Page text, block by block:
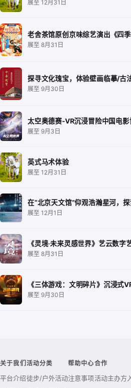
展至 12月31日
老舍茶馆原创京味综艺演出《四季
展至 8月31日
探寻文化瑰宝，体验壁画临摹/古
展至 9月30日
太空奥德赛-VR沉浸冒险中国电影
展至 9月3日
英式马术体验
展至 12月31日
在“北京天文馆”仰观浩瀚星河，
展至 12月1日
《灵境·未来灵感世界》艺云数字
展至 8月31日
《三体游戏：文明碎片》沉浸式
展至 9月30日
关于我们
平台介绍
活动分类
徒步/户外活动
帮助中心
注意事项
合作
活动主办方